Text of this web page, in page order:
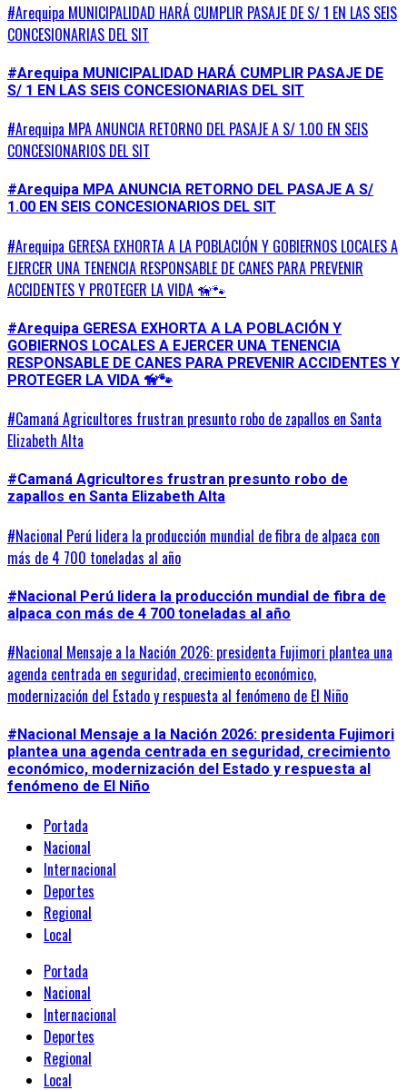
#Arequipa MUNICIPALIDAD HARÁ CUMPLIR PASAJE DE S/ 1 EN LAS SEIS
CONCESIONARIAS DEL SIT
#Arequipa MUNICIPALIDAD HARÁ CUMPLIR PASAJE DE
S/ 1 EN LAS SEIS CONCESIONARIAS DEL SIT
#Arequipa MPA ANUNCIA RETORNO DEL PASAJE A S/ 1.00 EN SEIS
CONCESIONARIOS DEL SIT
#Arequipa MPA ANUNCIA RETORNO DEL PASAJE A S/
1.00 EN SEIS CONCESIONARIOS DEL SIT
#Arequipa GERESA EXHORTA A LA POBLACIÓN Y GOBIERNOS LOCALES A
EJERCER UNA TENENCIA RESPONSABLE DE CANES PARA PREVENIR
ACCIDENTES Y PROTEGER LA VIDA 🦮🐾
#Arequipa GERESA EXHORTA A LA POBLACIÓN Y
GOBIERNOS LOCALES A EJERCER UNA TENENCIA
RESPONSABLE DE CANES PARA PREVENIR ACCIDENTES Y
PROTEGER LA VIDA 🦮🐾
#Camaná Agricultores frustran presunto robo de zapallos en Santa
Elizabeth Alta
#Camaná Agricultores frustran presunto robo de
zapallos en Santa Elizabeth Alta
#Nacional Perú lidera la producción mundial de fibra de alpaca con
más de 4 700 toneladas al año
#Nacional Perú lidera la producción mundial de fibra de
alpaca con más de 4 700 toneladas al año
#Nacional Mensaje a la Nación 2026: presidenta Fujimori plantea una
agenda centrada en seguridad, crecimiento económico,
modernización del Estado y respuesta al fenómeno de El Niño
#Nacional Mensaje a la Nación 2026: presidenta Fujimori
plantea una agenda centrada en seguridad, crecimiento
económico, modernización del Estado y respuesta al
fenómeno de El Niño
Portada
Nacional
Internacional
Deportes
Regional
Local
Portada
Nacional
Internacional
Deportes
Regional
Local